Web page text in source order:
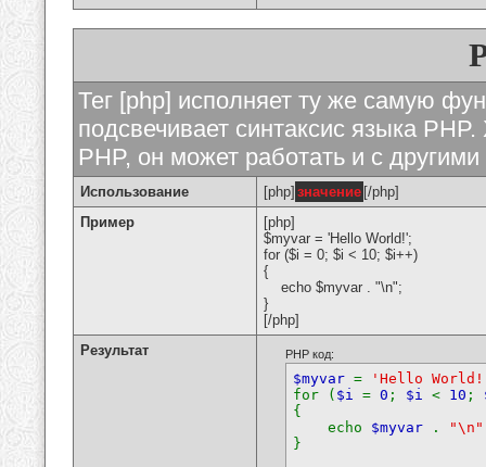
Тег [php] исполняет ту же самую
подсвечивает синтаксис языка
PHP, он может работать и с
Использование [php] значение [/php]
Пример
[php]
$myvar = 'Hello World!';
for ($i = 0; $i < 10; $i++)
{
echo $myvar . "\n";
}
[/php]
Результат
PHP код:
$myvar =
'Hello
for ( $i = 0 ; $i < 10 ;
{
echo $myvar . "\n"
}